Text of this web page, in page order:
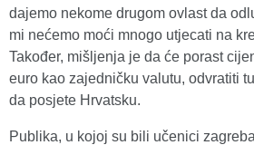
dajemo nekome drugom ovlast da
mi nećemo moći mnogo utjecati na
Također, mišljenja je da će porast
euro kao zajedničku valutu, odvratiti
da posjete Hrvatsku.
Publika, u kojoj su bili učenici